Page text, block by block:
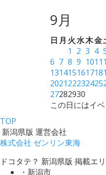
9月
日 月 火水木金
1 2 3 4
6 7 8 9 1011
131415161718
202122232425
27282930
この日にはイ
TOP
新潟県版 運営会社
株式会社 ゼンリン東海
ドコタテ？ 新潟県版 掲載エ
・新潟市